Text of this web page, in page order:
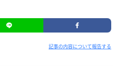
記事の内容について報告する